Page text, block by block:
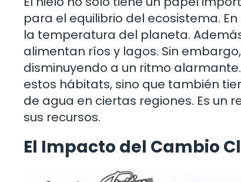
para el equilibrio del ecosistema.
la temperatura del planeta.
alimentan ríos y lagos. Sin
disminuyendo a un ritmo
estos hábitats, sino que también
de agua en ciertas regiones. Es un
sus recursos.
El Impacto del Cambio